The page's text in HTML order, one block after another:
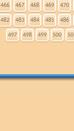
466 467 468 469 470
482 483 484 485 486
497 498 499 500